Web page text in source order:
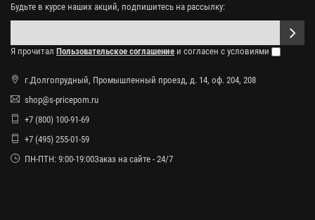
Будьте в курсе наших акций, подпишитесь на рассылку:
Я прочитал Пользовательское соглашение и согласен с условиями
г.Долгопрудный, Промышленный проезд, д. 14, оф. 204, 208
shop@s-pricepom.ru
+7 (800) 100-91-69
+7 (495) 255-01-59
ПН-ПТН: 9:00-19:00Заказ на сайте - 24/7